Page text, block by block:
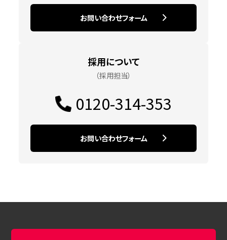
お問い合わせフォーム
採用について
（採用担当）
0120-314-353
お問い合わせフォーム